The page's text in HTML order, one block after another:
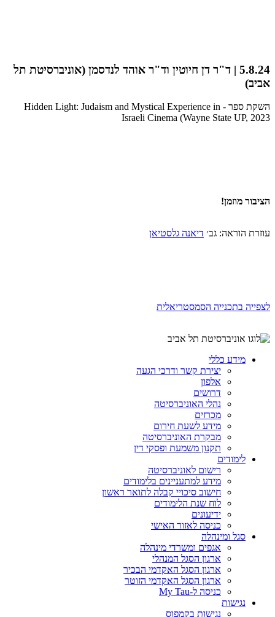
5.8.24 | ד"ר דן חיוטין וד"ר אוהד לנדסמן (אוניברסיטת תל
אביב)
השקת ספר - Hidden Light: Judaism and Mystical Experience in
Israeli Cinema (Wayne State UP, 2023
הציבור מוזמן!
עוזרת הוראה: גב׳ דיאנה גלסטיאן
לצפייה בתכנייה הסמסטריאלית
מידע כללי
יצירת קשר ודרכי הגעה
אלפון
דרושים
נהלי האוניברסיטה
מכרזים
מידע לשעת חירום
מבקרת האוניברסיטה
תקנון משמעת ופסקי דין
לימודים
רישום לאוניברסיטה
מידע למתעניינים בלימודים
חישוב סיכויי קבלה לתואר ראשון
לוח שנת הלימודים
ידיעונים
כניסה לאזור האישי
סגל ומינהלה
אגפים ומשרדי מינהלה
ארגון הסגל המנהלי
ארגון הסגל האקדמי הבכיר
ארגון הסגל האקדמי הזוטר
כניסה ל-My Tau
נגישות
נגישות בקמפוס